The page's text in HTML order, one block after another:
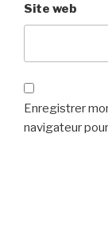
Site web
Enregistrer
navigateur